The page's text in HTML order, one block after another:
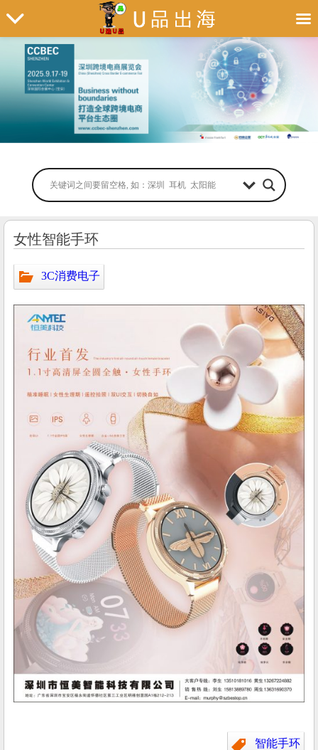
女性智能手环
3C消费电子
智能手环